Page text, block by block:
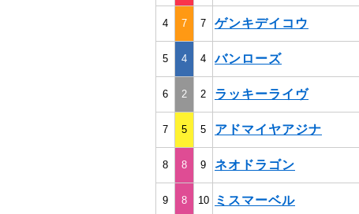
4 7 7 ゲンキデイコウ
5 4 4 バンローズ
6 2 2 ラッキーライヴ
7 5 5 アドマイヤアジナ
8 8 9 ネオドラゴン
9 8 10 ミスマーベル